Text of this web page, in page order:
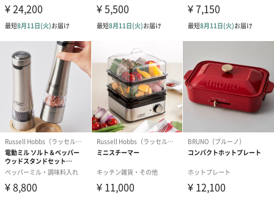
口に流れずしっかりキャッチしワンプッシュで飲める特許出願中
のスナップオン-ストレーナー採用。
ルの目盛りで海外製のプロテインでも分量の間違いを防ぎます。
素材にも徹底的にこだわることにより非毒性（BPA、DEHPフリ
ー）はもちろん電子レンジ、食洗機、冷蔵庫での使用を可能にし
ました。
また複数のカラーを組み合わせることにより自分だけのカラー
リングもお楽しみ頂けます。